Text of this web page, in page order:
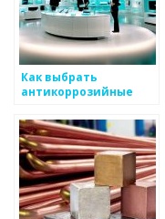
Как выбрать
антикоррозийные
металлоизделий?